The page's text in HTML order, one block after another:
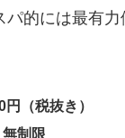
パ的には最有力
（税抜き）
制限